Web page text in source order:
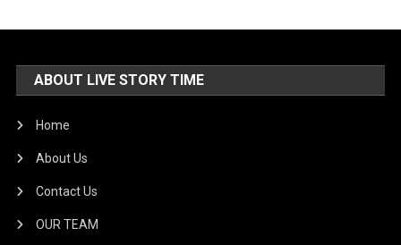
ABOUT LIVE STORY TIME
Home
About Us
Contact Us
OUR TEAM